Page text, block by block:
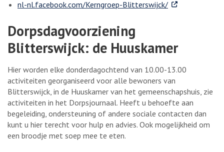
nl-nl.facebook.com/Kerngroep-Blitterswijck/. Externe link
Dorpsdagvoorziening
Blitterswijck: de Huuskamer
Hier worden elke donderdagochtend van 10.00-13.00
activiteiten georganiseerd voor alle bewoners van
Blitterswijck, in de Huuskamer van het gemeenschapshuis, zie
activiteiten in het Dorpsjournaal. Heeft u behoefte aan
begeleiding, ondersteuning of andere sociale contacten dan
kunt u hier terecht voor hulp en advies. Ook mogelijkheid om
een broodje met soep mee te eten.